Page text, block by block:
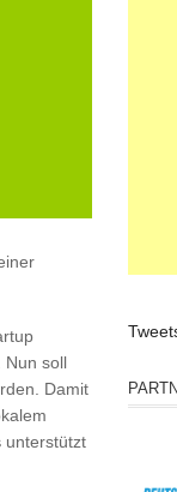
Nun soll
Damit
unterstützt